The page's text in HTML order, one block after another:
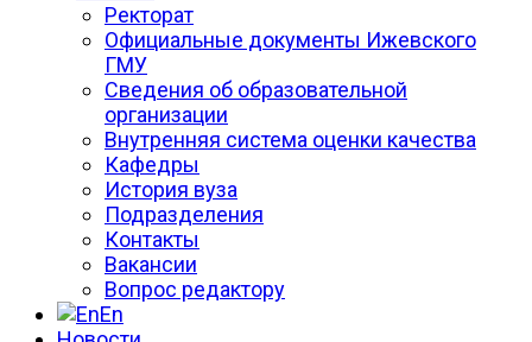
Ректорат
Официальные документы Ижевского
ГМУ
Сведения об образовательной
организации
Внутренняя система оценки качества
Кафедры
История вуза
Подразделения
Контакты
Вакансии
Вопрос редактору
En